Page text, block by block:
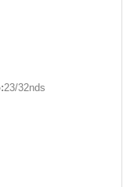
23/32nds